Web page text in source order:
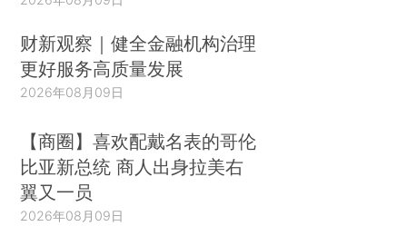
财新观察｜健全金融机构治理
更好服务高质量发展
2026年08月09日
【商圈】喜欢配戴名表的哥伦
比亚新总统 商人出身拉美右
翼又一员
2026年08月09日